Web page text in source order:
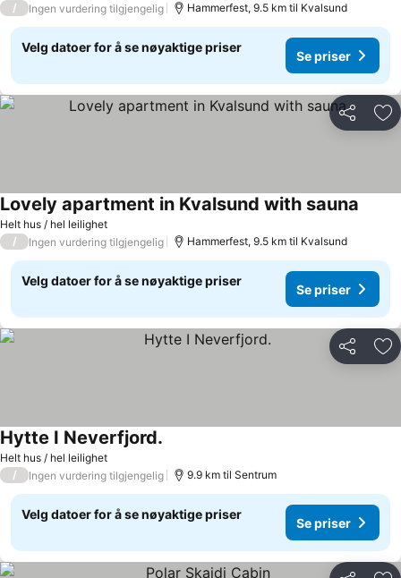
/ Ingen vurdering tilgjengelig Hammerfest, 9.5 km til Kvalsund
Velg datoer for å se nøyaktige priser
Se priser
Del
Helt hus / hel leilighet
Lovely apartment in Kvalsund with sauna
/ Ingen vurdering tilgjengelig Hammerfest, 9.5 km til Kvalsund
Velg datoer for å se nøyaktige priser
Se priser
Del
Helt hus / hel leilighet
Hytte I Neverfjord.
/ Ingen vurdering tilgjengelig 9.9 km til Sentrum
Velg datoer for å se nøyaktige priser
Se priser